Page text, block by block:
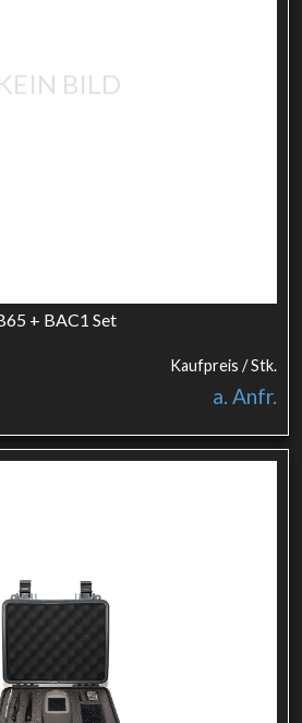
BILD
+ BAC1 Set
Kaufpreis / Stk.
a. Anfr.